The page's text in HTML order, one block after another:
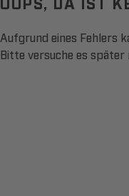
Aufgrund eines Fehlers
Bitte versuche es später